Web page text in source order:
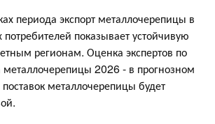
периода экспорт металлочерепицы в
показывает устойчивую
регионам. Оценка экспертов по
металлочерепицы 2026 - в прогнозном
поставок металлочерепицы будет